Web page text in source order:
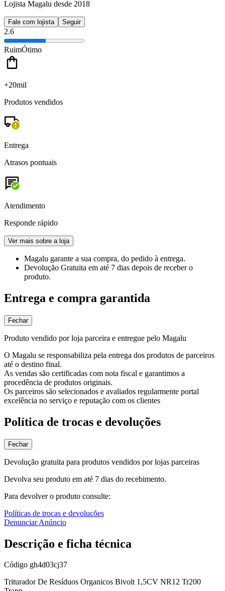
Lojista Magalu desde 2018
Fale com lojista Seguir
2.6
RuimÓtimo
+20mil
Produtos vendidos
Entrega
Atrasos pontuais
Atendimento
Responde rápido
Ver mais sobre a loja
Magalu garante a sua compra, do pedido à entrega.
Devolução Gratuita em até 7 dias depois de receber o
produto.
Entrega e compra garantida
Fechar
Produto vendido por loja parceira e entregue pelo Magalu
O Magalu se responsabiliza pela entrega dos produtos de parceiros
até o destino final.
As vendas são certificadas com nota fiscal e garantimos a
procedência de produtos originais.
Os parceiros são selecionados e avaliados regularmente portal
excelência no serviço e reputação com os clientes
Política de trocas e devoluções
Fechar
Devolução gratuita para produtos vendidos por lojas parceiras
Devolva seu produto em até 7 dias do recebimento.
Para devolver o produto consulte:
Políticas de trocas e devoluções
Denunciar Anúncio
Descrição e ficha técnica
Código gh4d03cj37
Triturador De Resíduos Organicos Bivolt 1,5CV NR12 Tr200